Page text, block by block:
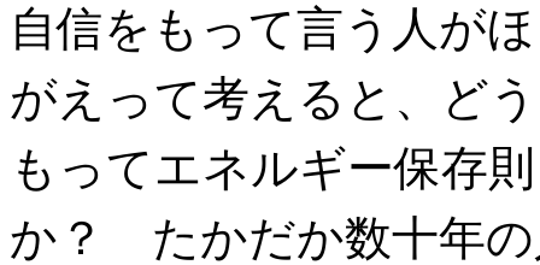
自信をもって言う人が
がえって考えると、ど
もってエネルギー保存
か？ たかだか数十年の